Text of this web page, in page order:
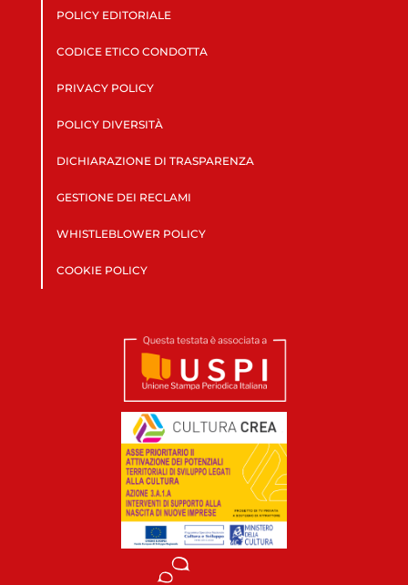
POLICY EDITORIALE
CODICE ETICO CONDOTTA
PRIVACY POLICY
POLICY DIVERSITÀ
DICHIARAZIONE DI TRASPARENZA
GESTIONE DEI RECLAMI
WHISTLEBLOWER POLICY
COOKIE POLICY